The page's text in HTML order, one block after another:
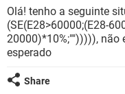
INSTAGRAM
GUIA DE COMPRAS
OUTLOOK
INSTAGRAM
JOGOS
CELULAR
OUTLOOK
INSTAGRAM
Olá! tenho a seguinte
(SE(E28>60000;(E28-
20000)*10%;""))))), não
esperado
Share